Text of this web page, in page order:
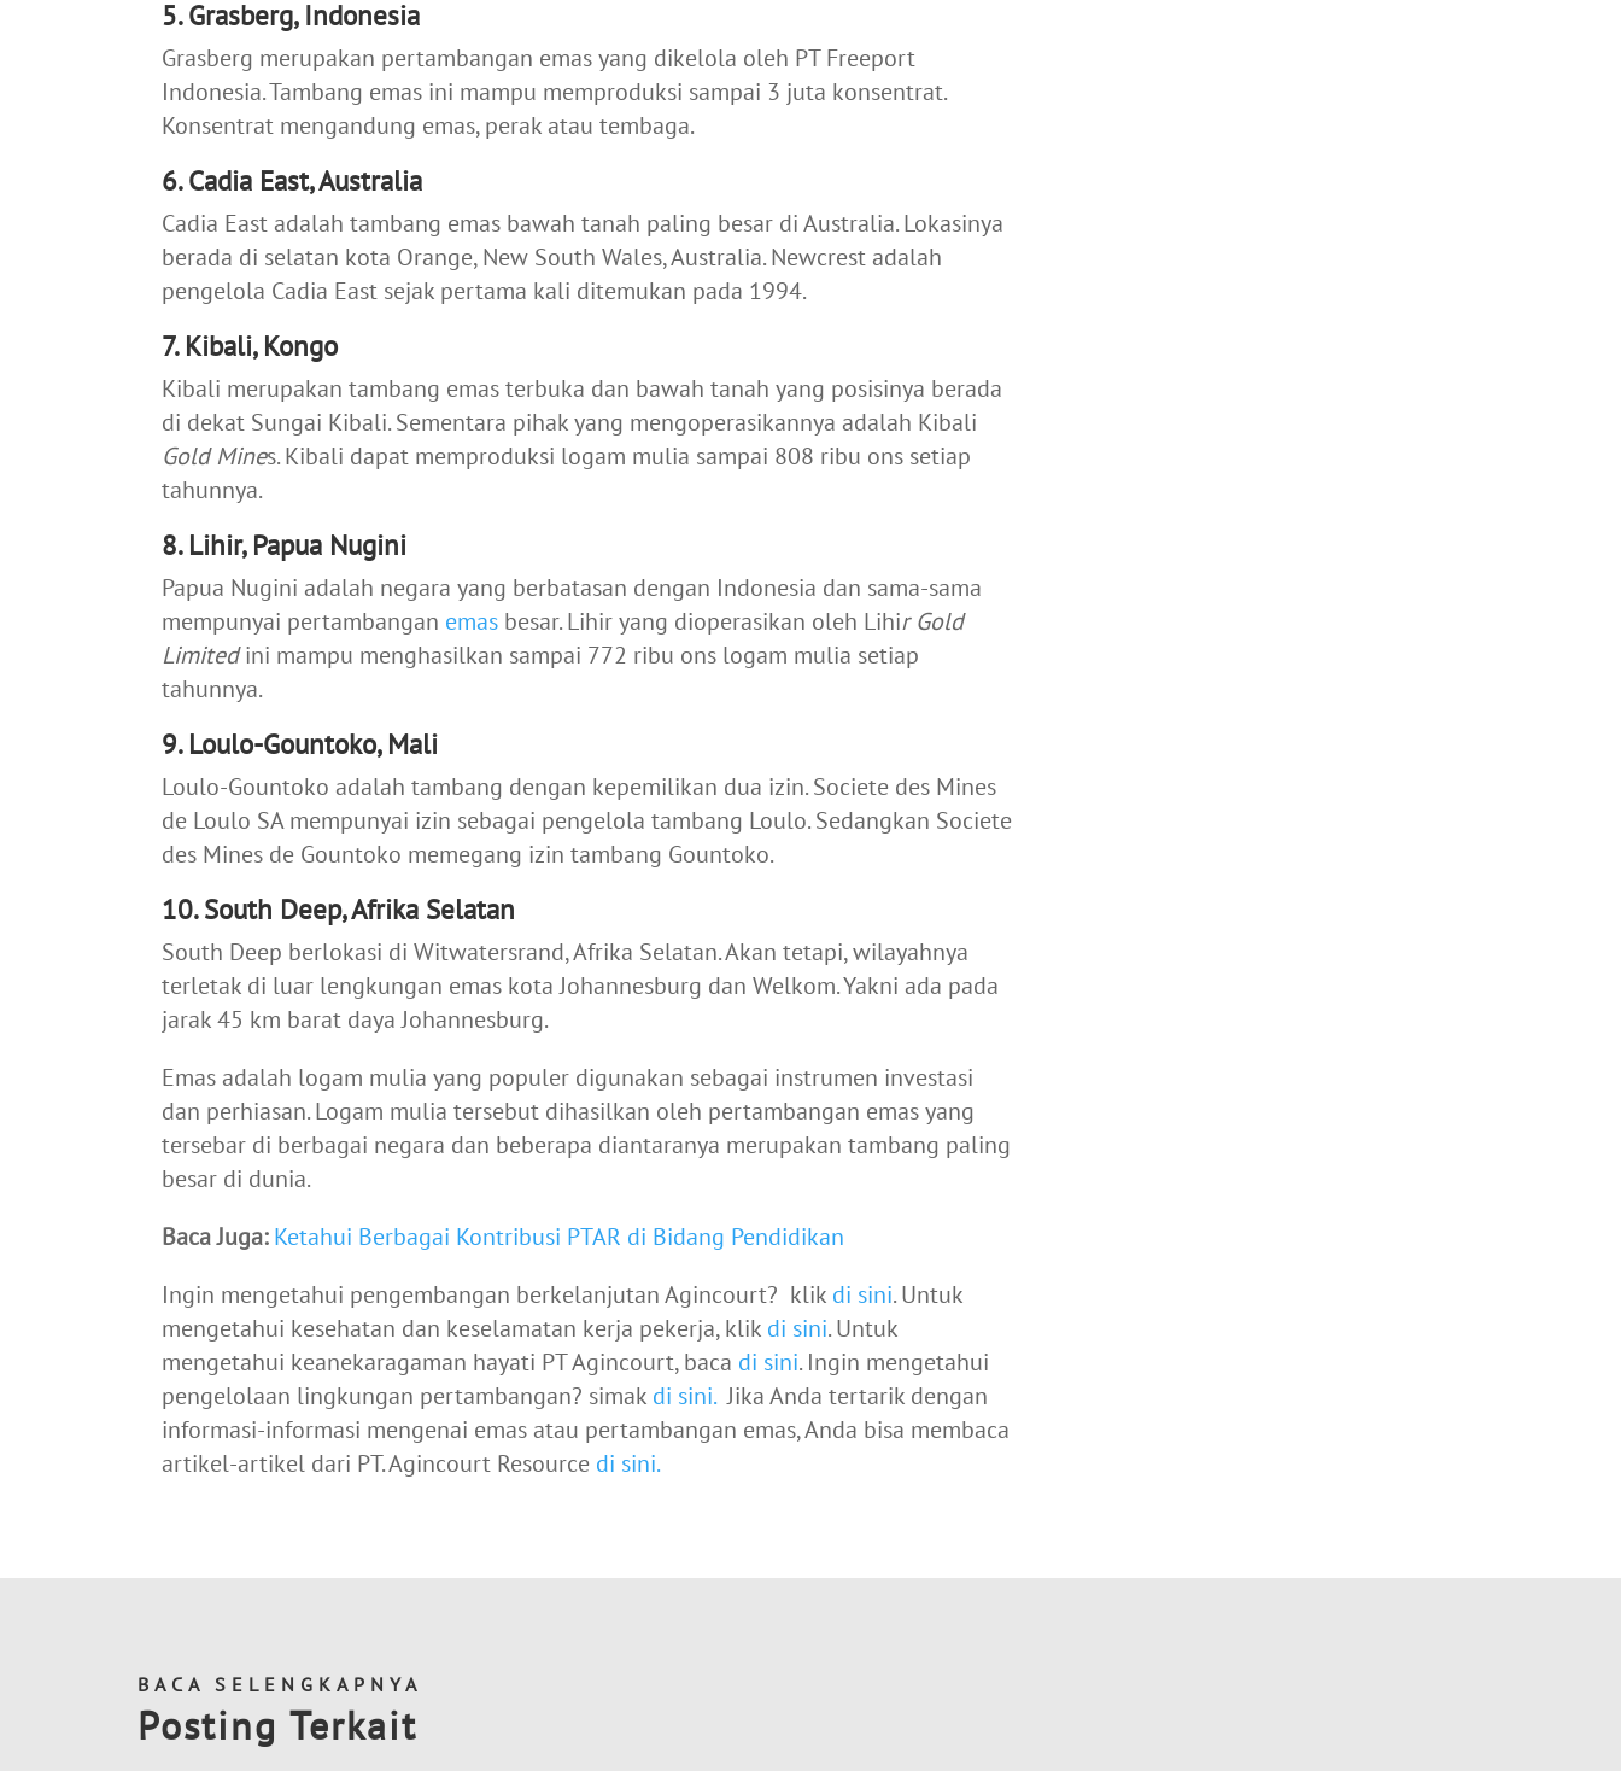
5. Grasberg, Indonesia
Grasberg merupakan pertambangan emas yang dikelola oleh PT Freeport
Indonesia. Tambang emas ini mampu memproduksi sampai 3 juta konsentrat.
Konsentrat mengandung emas, perak atau tembaga.
6. Cadia East, Australia
Cadia East adalah tambang emas bawah tanah paling besar di Australia. Lokasinya
berada di selatan kota Orange, New South Wales, Australia. Newcrest adalah
pengelola Cadia East sejak pertama kali ditemukan pada 1994.
7. Kibali, Kongo
Kibali merupakan tambang emas terbuka dan bawah tanah yang posisinya berada
di dekat Sungai Kibali. Sementara pihak yang mengoperasikannya adalah Kibali
Gold Mines. Kibali dapat memproduksi logam mulia sampai 808 ribu ons setiap
tahunnya.
8. Lihir, Papua Nugini
Papua Nugini adalah negara yang berbatasan dengan Indonesia dan sama-sama
mempunyai pertambangan emas besar. Lihir yang dioperasikan oleh Lihir Gold
Limitedini mampu menghasilkan sampai 772 ribu ons logam mulia setiap
tahunnya.
9. Loulo-Gountoko, Mali
Loulo-Gountoko adalah tambang dengan kepemilikan dua izin. Societe des Mines
de Loulo SA mempunyai izin sebagai pengelola tambang Loulo. Sedangkan Societe
des Mines de Gountoko memegang izin tambang Gountoko.
10. South Deep, Afrika Selatan
South Deep berlokasi di Witwatersrand, Afrika Selatan. Akan tetapi, wilayahnya
terletak di luar lengkungan emas kota Johannesburg dan Welkom. Yakni ada pada
jarak 45 km barat daya Johannesburg.
Emas adalah logam mulia yang populer digunakan sebagai instrumen investasi
dan perhiasan. Logam mulia tersebut dihasilkan oleh pertambangan emas yang
tersebar di berbagai negara dan beberapa diantaranya merupakan tambang paling
besar di dunia.
Baca Juga: Ketahui Berbagai Kontribusi PTAR di Bidang Pendidikan
Ingin mengetahui pengembangan berkelanjutan Agincourt? klik di sini. Untuk
mengetahui kesehatan dan keselamatan kerja pekerja, klik di sini. Untuk
mengetahui keanekaragaman hayati PT Agincourt, baca di sini. Ingin mengetahui
pengelolaan lingkungan pertambangan? simak di sini.Jika Anda tertarik dengan
informasi-informasi mengenai emas atau pertambangan emas, Anda bisa membaca
artikel-artikel dari PT. Agincourt Resource di sini.
BACA SELENGKAPNYA
Posting Terkait